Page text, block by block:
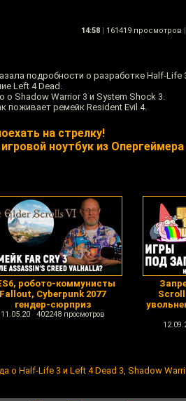
14:58 | 161419 просмотров |
подробности о разработке Half-Life
Left 4 Dead.
Shadow Warrior 3 и System Shock 3.
поживает ремейк Resident Evil 4.
на стрелку!
ноутбук из Опергеймера
робото-коммунисты
Fallout, Cyberpunk 2077
гендер-сюрприз
11.05.20 402248 просмотров
о Half-Life 3 и Left 4 Dead 3, Shadow